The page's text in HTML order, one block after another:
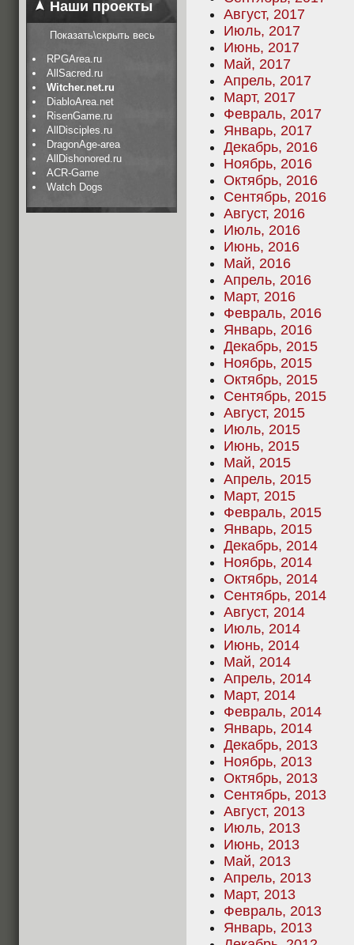
Наши проекты
Показать\скрыть весь
RPGArea.ru
AllSacred.ru
Witcher.net.ru
DiabloArea.net
RisenGame.ru
AllDisciples.ru
DragonAge-area
AllDishonored.ru
ACR-Game
Watch Dogs
Август, 2017
Июль, 2017
Июнь, 2017
Май, 2017
Апрель, 2017
Март, 2017
Февраль, 2017
Январь, 2017
Декабрь, 2016
Ноябрь, 2016
Октябрь, 2016
Сентябрь, 2016
Август, 2016
Июль, 2016
Июнь, 2016
Май, 2016
Апрель, 2016
Март, 2016
Февраль, 2016
Январь, 2016
Декабрь, 2015
Ноябрь, 2015
Октябрь, 2015
Сентябрь, 2015
Август, 2015
Июль, 2015
Июнь, 2015
Май, 2015
Апрель, 2015
Март, 2015
Февраль, 2015
Январь, 2015
Декабрь, 2014
Ноябрь, 2014
Октябрь, 2014
Сентябрь, 2014
Август, 2014
Июль, 2014
Июнь, 2014
Май, 2014
Апрель, 2014
Март, 2014
Февраль, 2014
Январь, 2014
Декабрь, 2013
Ноябрь, 2013
Октябрь, 2013
Сентябрь, 2013
Август, 2013
Июль, 2013
Июнь, 2013
Май, 2013
Апрель, 2013
Март, 2013
Февраль, 2013
Январь, 2013